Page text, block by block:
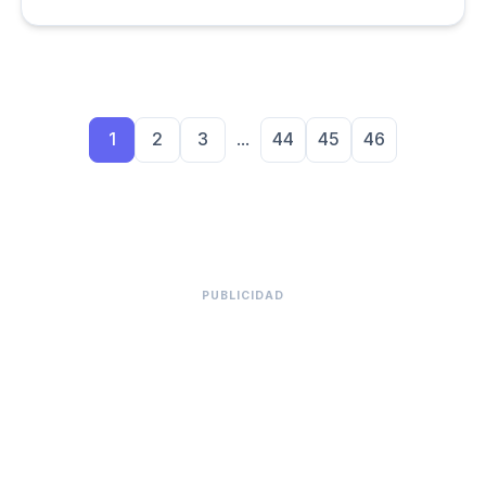
entre las 10 mejores delegaciones del Valle del
1 2 3 ... 44 45 46
PUBLICIDAD